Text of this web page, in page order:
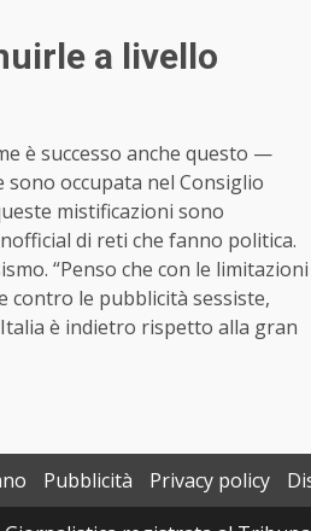
a livello
è successo anche questo —
occupata nel Consiglio
mistificazioni sono
di reti che fanno politica.
“Penso che con le limitazioni
contro le pubblicità sessiste,
è indietro rispetto alla gran
Pubblicità Privacy policy